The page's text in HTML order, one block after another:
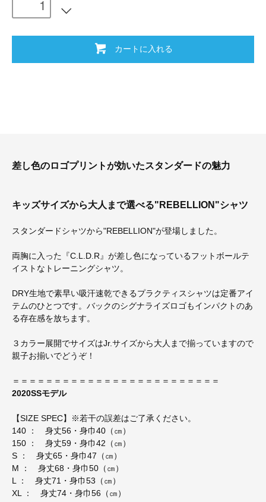
カートに入れる
差し色のロゴプリントが効いたスタンダードの魅力
キッズサイズから大人まで選べる"REBELLION"シャツ
スタンダードシャツから"REBELLION"が登場しました。
両胸に入った『C.L.D.R』が差し色になっているフットボールテ
イストなトレーニングシャツ。
DRY生地で素早い吸汗速乾できるプラクティスシャツは定番アイ
テムのひとつです。バックのシグナライズロゴもインパクトのあ
る存在感を放ちます。
３カラー展開でサイズはJr.サイズから大人まで揃っていますので
親子お揃いでどうぞ！
＝＝＝＝＝＝＝＝＝＝＝＝＝＝＝＝＝＝＝＝＝＝＝＝＝
2020SSモデル
【SIZE SPEC】※若干の誤差はご了承ください。
140 ： 身丈56・身巾40（㎝）
150 ： 身丈59・身巾42（㎝）
S ： 身丈65・身巾47（㎝）
M ： 身丈68・身巾50（㎝）
L ： 身丈71・身巾53（㎝）
XL ： 身丈74・身巾56（㎝）